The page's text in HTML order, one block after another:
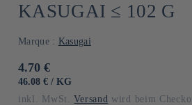
KASUGAI ≤ 102 G
Marque : Kasugai
Normaler
Preis
4.70 €
GRUNDPREIS
46.08 € / PRO
KG
inkl. MwSt.Versand wird beim